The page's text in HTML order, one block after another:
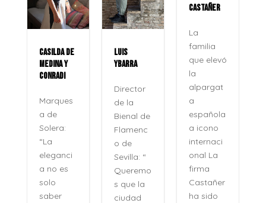
CASILDA DE
MEDINA Y
CONRADI
Marques
a de
Solera:
“La
eleganci
a no es
solo
saber
LUIS
YBARRA
Director
de la
Bienal de
Flamenc
o de
Sevilla: “
Queremo
s que la
ciudad
CASTAÑER
La
familia
que elevó
la
alpargat
a
española
a icono
internaci
onal La
firma
Castañer
ha sido